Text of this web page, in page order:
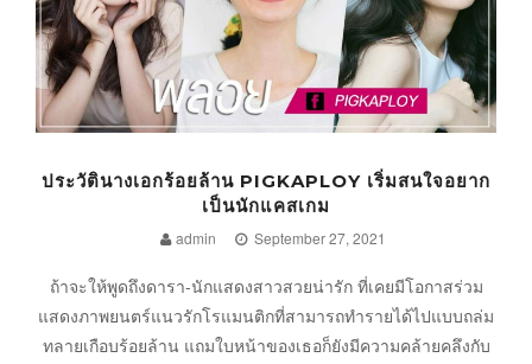
ประวัตินางเอกร้อยล้าน PIGKAPLOY เริ่มสนใจอยาก
เป็นนักแคสเกม
admin September 27, 2021
ถ้าจะให้พูดถึงดารา-นักแสดงสาวสวยน่ารัก ที่เคยมีโอกาสร่วม
แสดงภาพยนตร์แนวรักโรแมนติกที่สามารถทำรายได้ไปแบบถล่ม
ทลายเกือบร้อยล้าน แถมใบหน้าของเธอก็ยังมีความคล้ายคลึงกับ